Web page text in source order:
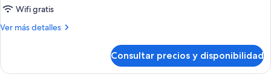
Wifi gratis
Ver más detalles
Más
Consultar precios y disponibilidad